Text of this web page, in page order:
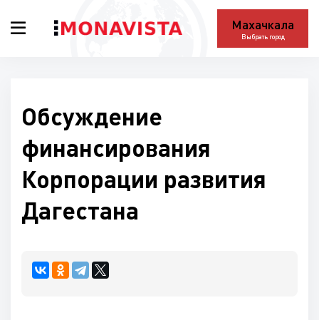
Махачкала
Выбрать город
Обсуждение
финансирования
Корпорации развития
Дагестана